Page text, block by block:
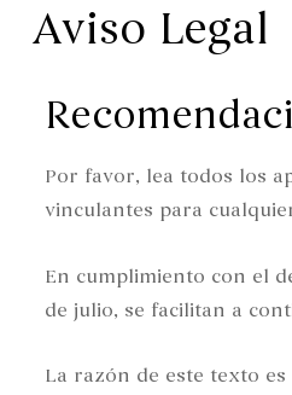
Aviso Legal
Por favor, lea todos los
vinculantes para
En cumplimiento con el
de julio, se facilitan a
La razón de este texto